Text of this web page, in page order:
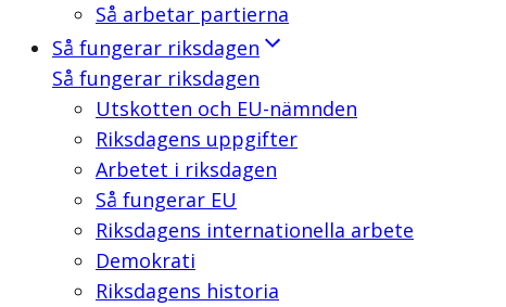
Så arbetar partierna
Så fungerar riksdagen
Så fungerar riksdagen
Utskotten och EU-nämnden
Riksdagens uppgifter
Arbetet i riksdagen
Så fungerar EU
Riksdagens internationella arbete
Demokrati
Riksdagens historia